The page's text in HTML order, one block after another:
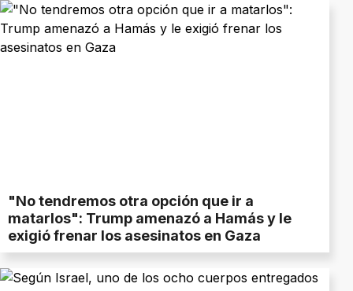
"No tendremos otra opción que ir a
matarlos": Trump amenazó a Hamás y le
exigió frenar los asesinatos en Gaza